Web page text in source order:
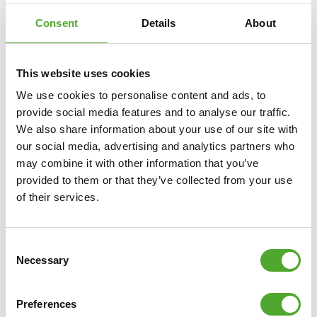
Consent Details About
This website uses cookies
We use cookies to personalise content and ads, to
provide social media features and to analyse our traffic.
We also share information about your use of our site with
our social media, advertising and analytics partners who
may combine it with other information that you’ve
provided to them or that they’ve collected from your use
of their services.
Selection
Necessary
Preferences
Inclusief gratis Tunturi Training app
training? InTunturi Trainingvind je duizenden
geanimeerde fitnessoefeningen, instructies en workout
video's. Deze helpen je het maximale uit jezelf én je